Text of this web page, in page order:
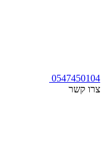
0547450104
צרו קשר